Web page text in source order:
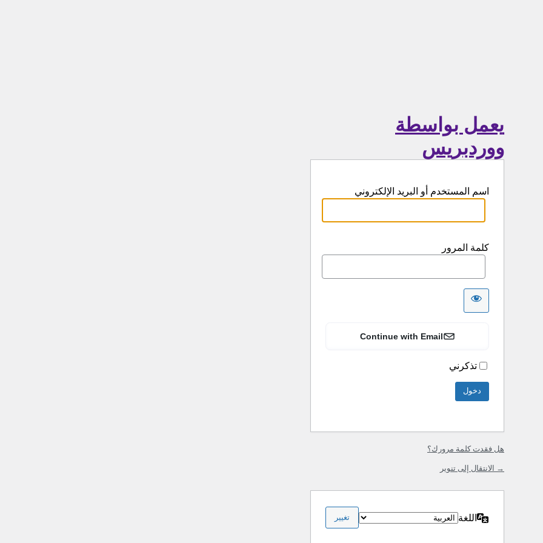
يعمل بواسطة
ووردبريس
اسم المستخدم أو البريد الإلكتروني
كلمة المرور
Continue with Email
تذكرني
هل فقدت كلمة مرورك؟
→ الانتقال إلى تنوير
اللغة